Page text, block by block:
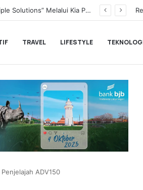
Transformasi Digital Perkuat Layanan, Bank bjb Raih Lima Titanium Awards pada PRIMA Awards 2026
TRAVEL LIFESTYLE
ADV150